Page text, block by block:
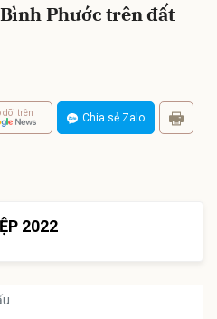
Phước trên đất
dõi trên Chia sẻ Zalo
2022